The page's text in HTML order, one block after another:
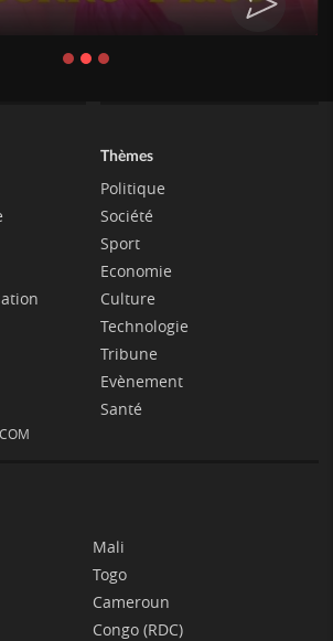
Thèmes
Politique
Société
Sport
Economie
Culture
Technologie
Tribune
Evènement
Santé
Mali
Togo
Cameroun
Congo (RDC)